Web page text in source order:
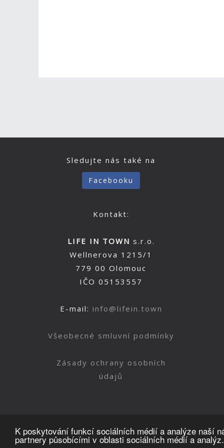
K poskytování funkcí sociálních médií a analýze naší
partnery působícími v oblasti sociálních médií a analýz.
Sledujte nás také na
Facebooku
Kontakt:
LIFE IN TOWN s.r.o.
Wellnerova 1215/1
779 00 Olomouc
IČO 05153557
E-mail: info@lifein.town
Všeobecné smluvní podmínky
Zásady ochrany osobních
údajů